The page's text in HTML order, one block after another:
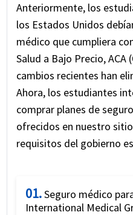
Anteriormente, los
los Estados Unidos
médico que cumpliera
Salud a Bajo Precio,
cambios recientes han
Ahora, los estudiantes
comprar planes de
ofrecidos en nuestro
requisitos del gobierno
01.Seguro médico
International Medical